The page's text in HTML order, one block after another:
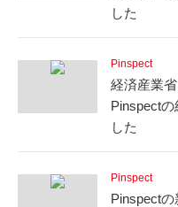
した
Pinspect
経済産業
Pinspect
した
Pinspect
Pinspect